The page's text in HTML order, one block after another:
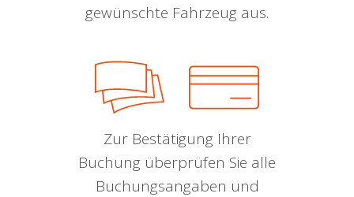
gewünschte Fahrzeug aus.
Zur Bestätigung Ihrer
Buchung überprüfen Sie alle
Buchungsangaben und